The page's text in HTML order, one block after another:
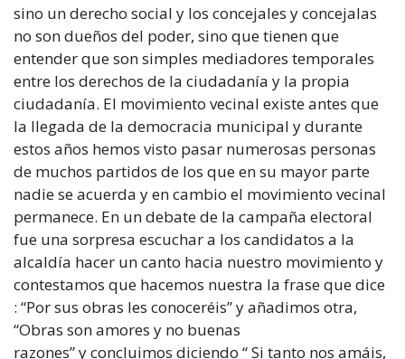
sino un derecho social y los concejales y concejalas
no son dueños del poder, sino que tienen que
entender que son simples mediadores temporales
entre los derechos de la ciudadanía y la propia
ciudadanía. El movimiento vecinal existe antes que
la llegada de la democracia municipal y durante
estos años hemos visto pasar numerosas personas
de muchos partidos de los que en su mayor parte
nadie se acuerda y en cambio el movimiento vecinal
permanece. En un debate de la campaña electoral
fue una sorpresa escuchar a los candidatos a la
alcaldía hacer un canto hacia nuestro movimiento y
contestamos que hacemos nuestra la frase que dice
: “Por sus obras les conoceréis” y añadimos otra,
“Obras son amores y no buenas
razones” y concluimos diciendo “ Si tanto nos amáis,